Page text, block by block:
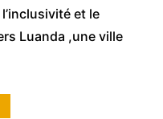
et le
Luanda ,une ville